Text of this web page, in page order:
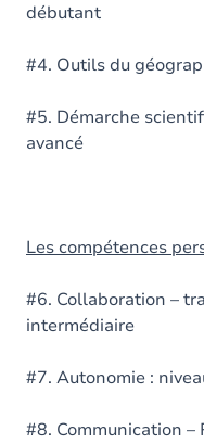
débutant
#4. Outils du
#5. Démarche
avancé
Les compétences
#6. Collaboration –
intermédiaire
#7. Autonomie :
#8. Communication –